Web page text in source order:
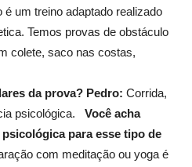
um treino adaptado realizado
Temos provas de obstáculo
colete, saco nas costas,
da prova? Pedro: Corrida,
psicológica. Você acha
para esse tipo de
com meditação ou yoga é